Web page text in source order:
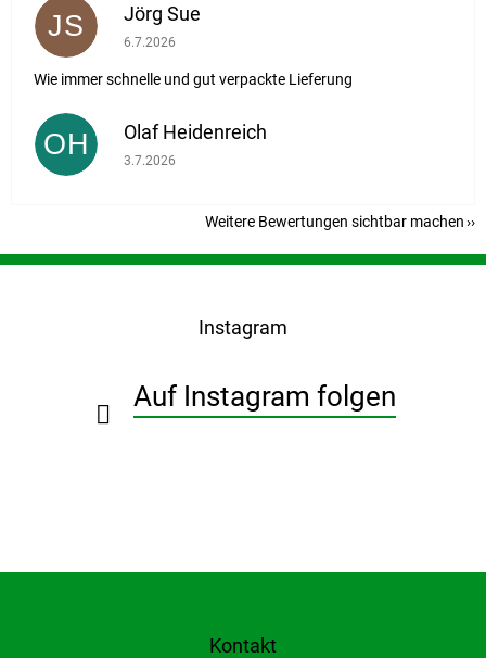
JS Jörg Sue
Die Shop-Bewertung beträgt 5 von 5 Sternen.
6.7.2026
Wie immer schnelle und gut verpackte Lieferung
OH Olaf Heidenreich
Die Shop-Bewertung beträgt 5 von 5 Sternen.
3.7.2026
Weitere Bewertungen sichtbar machen
F
Instagram
Auf Instagram folgen
Kontakt